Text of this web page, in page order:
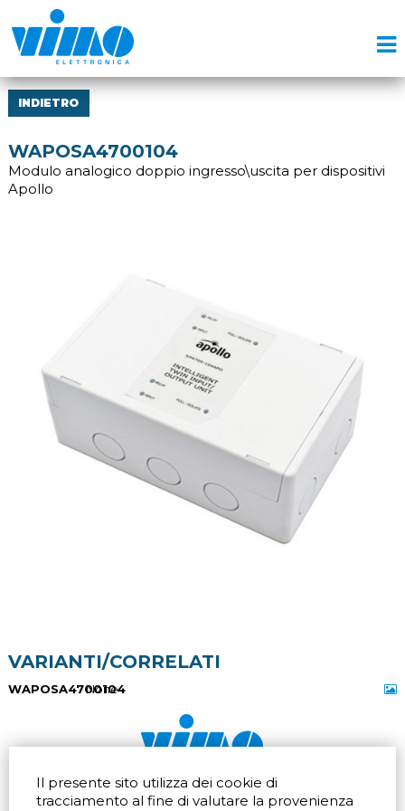
Il presente sito utilizza dei cookie di
tracciamento al fine di valutare la provenienza
INDIETRO
WAPOSA4700104
Modulo analogico doppio ingresso\uscita per dispositivi
Apollo
VARIANTI/CORRELATI
WAPOSA4700104
None
Via dell'artigianato 32Q
20865 Usmate Velate (MB)
Tel. +39 039 672520
Fax +39 039 672568